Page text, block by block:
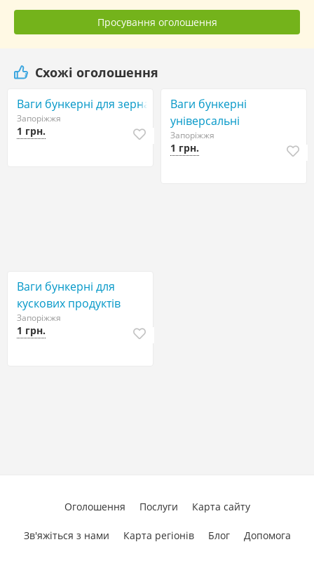
Просування оголошення
Схожі оголошення
Ваги бункерні для зерна
Запоріжжя
1 грн.
Ваги бункерні
універсальні
Запоріжжя
1 грн.
Ваги бункерні для
кускових продуктів
Запоріжжя
1 грн.
Оголошення Послуги Карта сайту
Зв'яжіться з нами Карта регіонів Блог Допомога